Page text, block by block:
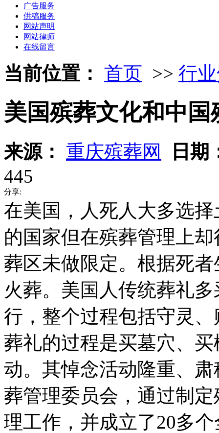
广告服务
供稿服务
网站声明
网站律师
在线留言
当前位置： 首页 >> 行
美国殡葬文化和中
来源： 重庆殡葬网
日期
445
分享:
在美国，人死人大多选
的国家但在殡葬管理上
葬区未做限定。根据死
火葬。美国人传统葬礼
行，整个过程包括守灵
葬礼的过程是买墓穴、
动。其悼念活动隆重、
葬管理委员会，通过制
理工作，并成立了20多